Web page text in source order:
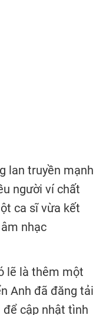
lan truyền mạnh
người ví chất
ca sĩ vừa kết
nhạc
lẽ là thêm một
Anh đã đăng tải
cập nhật tình